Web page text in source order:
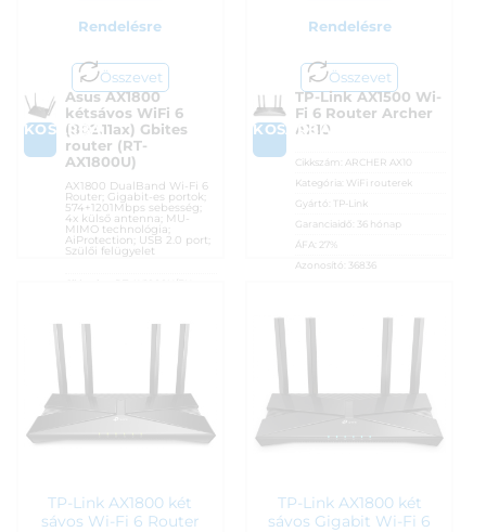
Rendelésre
Összevet
KOSÁRBA
Asus AX1800
kétsávos WiFi 6
(802.11ax) Gbites
router (RT-
AX1800U)
AX1800 DualBand Wi-Fi 6
Router; Gigabit-es portok;
574+1201Mbps sebesség;
4x külső antenna; MU-
MIMO technológia;
AiProtection; USB 2.0 port;
Szülői felügyelet
Gyártó:
ÁFA:
Ft
Rendelésre
Összevet
KOSÁRBA
TP-Link AX1500 Wi-
Fi 6 Router Archer
AX10
Cikkszám: ARCHER AX10
Kategória: WiFi routerek
Gyártó:
TP-Link
Garanciaidő:
36 hónap
ÁFA:
27%
Azonosító:
36836
TP-Link AX1800 két
sávos Wi-Fi 6 Router
TP-Link AX1800 két
sávos Gigabit Wi-Fi 6